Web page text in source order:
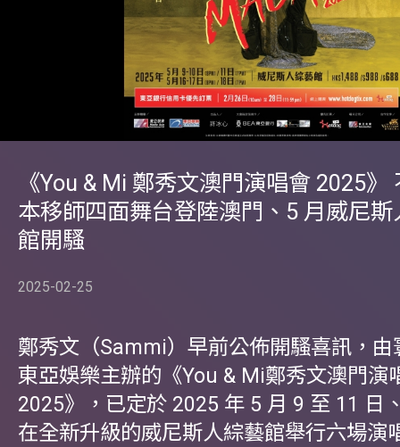
《You & Mi 鄭秀文澳門演唱會 2025》
本移師四面舞台登陸澳門、5 月威尼斯
館開騷
2025-02-25
鄭秀文（Sammi）早前公佈開騷喜訊，由
東亞娛樂主辦的《You & Mi鄭秀文澳門演
2025》，已定於 2025 年 5 月 9 至 11 日
在全新升級的威尼斯人綜藝館舉行六場演